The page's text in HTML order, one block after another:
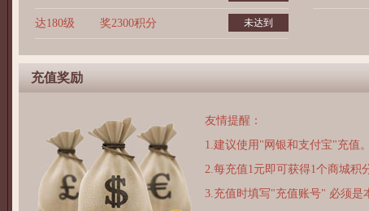
达180级 奖2300积分 未达到
充值奖励
友情提醒：
1.建议使用"网银和支付宝"充值。
2.每充值1元即可获得1个商城积
3.充值时填写"充值账号" 必须是